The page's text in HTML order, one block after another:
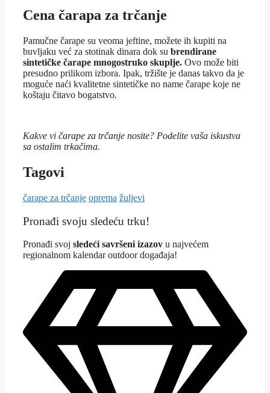
Cena čarapa za trčanje
Pamučne čarape su veoma jeftine, možete ih kupiti na
buvljaku već za stotinak dinara dok su brendirane
sintetičke čarape mnogostruko skuplje. Ovo može biti
presudno prilikom izbora. Ipak, tržište je danas takvo da je
moguće naći kvalitetne sintetičke no name čarape koje ne
koštaju čitavo bogatstvo.
Kakve vi čarape za trčanje nosite? Podelite vaša iskustva
sa ostalim trkačima.
Tagovi
čarape za trčanje oprema žuljevi
Pronađi svoju sledeću trku!
Pronađi svoj sledeći savršeni izazov u najvećem
regionalnom kalendar outdoor događaja!